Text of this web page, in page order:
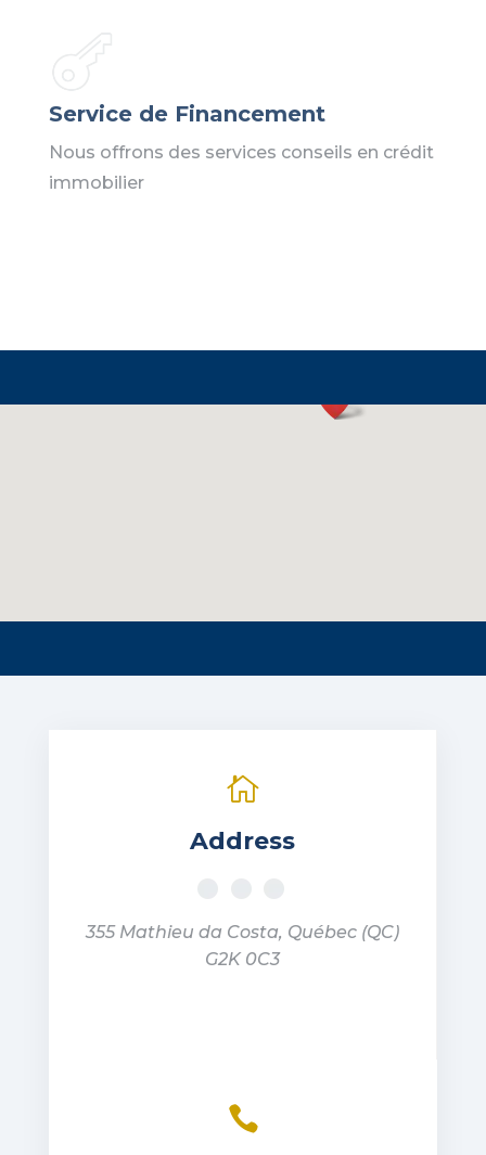
Service de Financement
Nous offrons des services conseils en crédit
immobilier

Address
355 Mathieu da Costa, Québec (QC)
G2K 0C3
